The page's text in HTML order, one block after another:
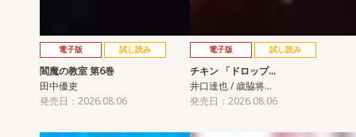
電子版 試し読み
閻魔の教室 第6巻
田中優吏
発売日：2026.08.06
電子版 試し読み
チキン 「ドロップ…
井口達也 / 歳脇将…
発売日：2026.08.06